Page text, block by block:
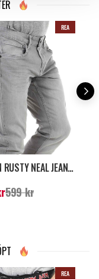
REA
MELVIN RUSTY NEAL JEANS - LJUSGRÅ
pris:399
599 kr
REA